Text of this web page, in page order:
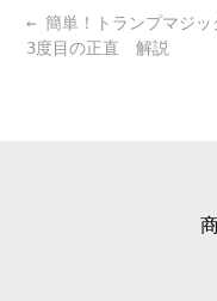
Post
navigation
← 簡単！トランプマジ
3度目の正直 解説